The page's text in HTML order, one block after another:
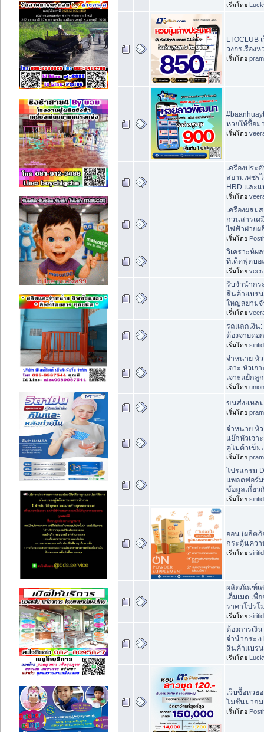
เริ่มโดย
LTOCLUB
วงจรเรื่อง
เริ่มโดย
หวยให้ซื้อ
เริ่มโดย
เครื่องประ
สยามเพชร
HRD และ
เริ่มโดย
เครื่องผสม
กวนสารเค
ไฟฟ้าฝ่ายผ
เริ่มโดย
วิเคราะห์ผ
ทีเด็ดฟุตบอ
เริ่มโดย
รับจำนำกร
สินค้าแบรน
ใหญ่สยาม
เริ่มโดย
รถแลกเงิน:
ต้องจ่ายดอ
เริ่มโดย
จำหน่าย หั
เจาะ หัวเจ
เจาะแย๊กลู
เริ่มโดย
ขนส่งแหลม
เริ่มโดย
จำหน่าย หั
แย๊กหัวเจา
คูโบต้าเข็ม
เริ่มโดย
โปรแกรม
แพลตฟอร์
ข้อมูลเกี่ยว
เริ่มโดย
ออน (ผลิตภั
กระตุ้นควา
เริ่มโดย
ผลิตภัณฑ์เ
เอ็มเมด เ
ราคาโปรโ
เริ่มโดย
ต้องการเงิ
จำนำกระเ
สินค้าแบรน
เริ่มโดย
เว็บซื้อหวย
โมชั่นมาก
เริ่มโดย